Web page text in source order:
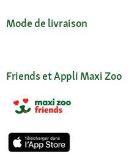
Mode de livraison
Friends et Appli Maxi Zoo